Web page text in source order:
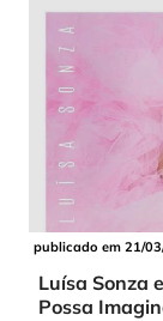
publicado em 21/
Luísa Sonza
Possa